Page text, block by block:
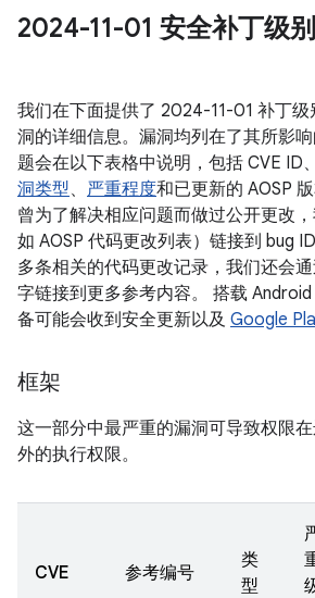
2024-11-01 安全补丁级
我们在下面提供了 2024-11-01 补丁
洞的详细信息。漏洞均列在了其所影
题会在以下表格中说明，包括 CVE ID
洞类型、 严重程度和已更新的 AOSP
曾为了解决相应问题而做过公开更改
如 AOSP 代码更改列表）链接到 bug
多条相关的代码更改记录，我们还会
字链接到更多参考内容。 搭载
备可能会收到安全更新以及 Google
框架
这一部分中最严重的漏洞可导致权限
外的执行权限。
CVE 参考编号
类
型